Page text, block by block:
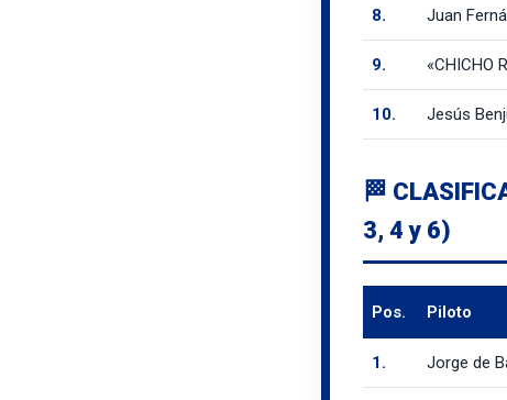
8. Juan
9. «CHICHO
10. Jesús
🏁
3, 4 y 6)
Pos. Piloto
1. Jorge de